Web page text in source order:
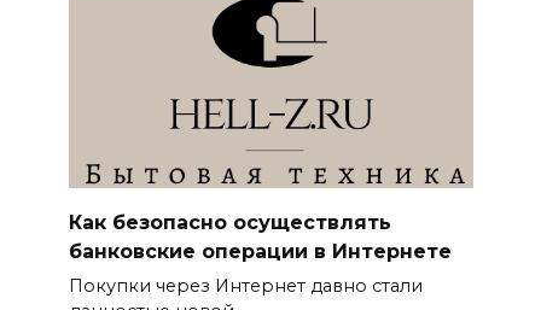
Как безопасно осуществлять
банковские операции в Интернете
Покупки через Интернет давно стали